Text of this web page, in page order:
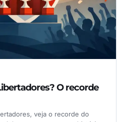
O recorde
veja o recorde do